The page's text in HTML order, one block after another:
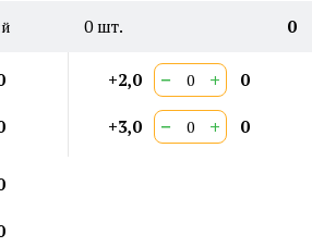
0шт. 0
+2,0 − + 0
+3,0 − + 0